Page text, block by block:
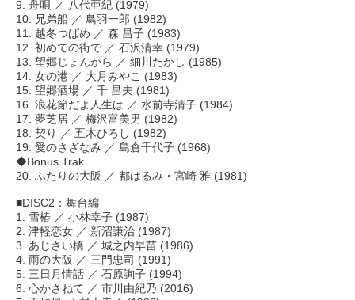
9. 舟唄 ／ 八代亜紀 (1979)
10. 兄弟船 ／ 鳥羽一郎 (1982)
11. 越冬つばめ ／ 森 昌子 (1983)
12. 初めての街で ／ 石沢清幸 (1979)
13. 望郷じょんから ／ 細川たかし (1985)
14. 女の港 ／ 大月みやこ (1983)
15. 望郷酒場 ／ 千 昌夫 (1981)
16. 浪花節だよ人生は ／ 水前寺清子 (1984)
17. 夢芝居 ／ 梅沢富美男 (1982)
18. 契り ／ 五木ひろし (1982)
19. 愛のさざなみ ／ 島倉千代子 (1968)
◆Bonus Trak
20. ふたりの大阪 ／ 都はるみ・宮崎 雅 (1981)
■DISC2：舞台編
1. 雪椿 ／ 小林幸子 (1987)
2. 津軽恋女 ／ 新沼謙治 (1987)
3. あじさい橋 ／ 城之内早苗 (1986)
4. 雨の大阪 ／ 三門忠司 (1991)
5. 三日月情話 ／ 石原詢子 (1994)
6. 心かさねて ／ 市川由紀乃 (2016)